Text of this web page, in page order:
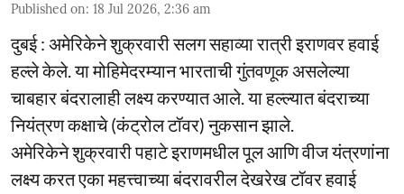
Published on: 18 Jul 2026, 2:36 am
दुबई : अमेरिकेने शुक्रवारी सलग सहाव्या रात्री इराणवर हवाई
हल्ले केले. या मोहिमेदरम्यान भारताची गुंतवणूक असलेल्या
चाबहार बंदरालाही लक्ष्य करण्यात आले. या हल्ल्यात बंदराच्या
नियंत्रण कक्षाचे (कंट्रोल टॉवर) नुकसान झाले.
अमेरिकेने शुक्रवारी पहाटे इराणमधील पूल आणि वीज यंत्रणांना
लक्ष्य करत एका महत्त्वाच्या बंदरावरील देखरेख टॉवर हवाई